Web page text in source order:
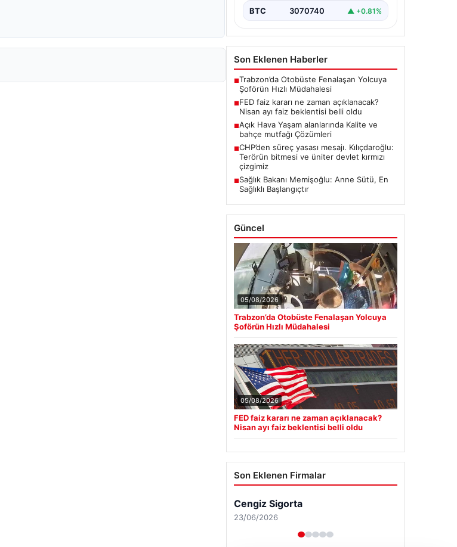
BTC 3070740 ▲ +0.81%
Son Eklenen Haberler
■Trabzon’da Otobüste Fenalaşan Yolcuya
Şoförün Hızlı Müdahalesi
■FED faiz kararı ne zaman açıklanacak?
Nisan ayı faiz beklentisi belli oldu
■Açık Hava Yaşam alanlarında Kalite ve
bahçe mutfağı Çözümleri
■CHP’den süreç yasası mesajı. Kılıçdaroğlu:
Terörün bitmesi ve üniter devlet kırmızı
çizgimiz
■Sağlık Bakanı Memişoğlu: Anne Sütü, En
Sağlıklı Başlangıçtır
Güncel
05/08/2026
Trabzon’da Otobüste Fenalaşan Yolcuya
Şoförün Hızlı Müdahalesi
05/08/2026
FED faiz kararı ne zaman açıklanacak?
Nisan ayı faiz beklentisi belli oldu
Son Eklenen Firmalar
Hastaş Beton
26/05/2026